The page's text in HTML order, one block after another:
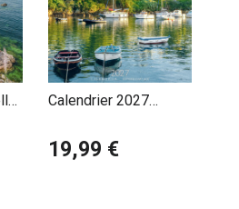
Calendrier 2027
Ports
19,99 €